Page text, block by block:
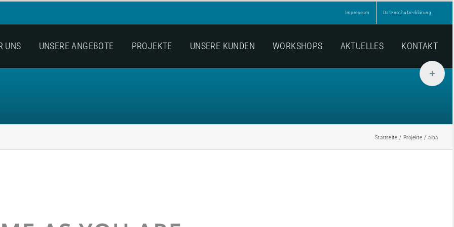
Impressum Datenschutzerklärung
UNS UNSERE ANGEBOTE PROJEKTE UNSERE KUNDEN WORKSHOPS AKTUELLES KONTAKT
Startseite Projekte alba
Toggle
Sliding